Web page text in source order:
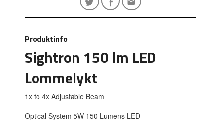
Produktinfo
Sightron 150 lm LED
Lommelykt
1x to 4x Adjustable Beam
Optical System 5W 150 Lumens LED